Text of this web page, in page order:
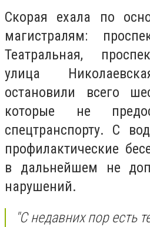
Скорая ехала по
магистралям:
Театральная,
улица
остановили всего
которые не
спецтранспорту. С
профилактические
в дальнейшем не
нарушений.
"С недавних пор есть